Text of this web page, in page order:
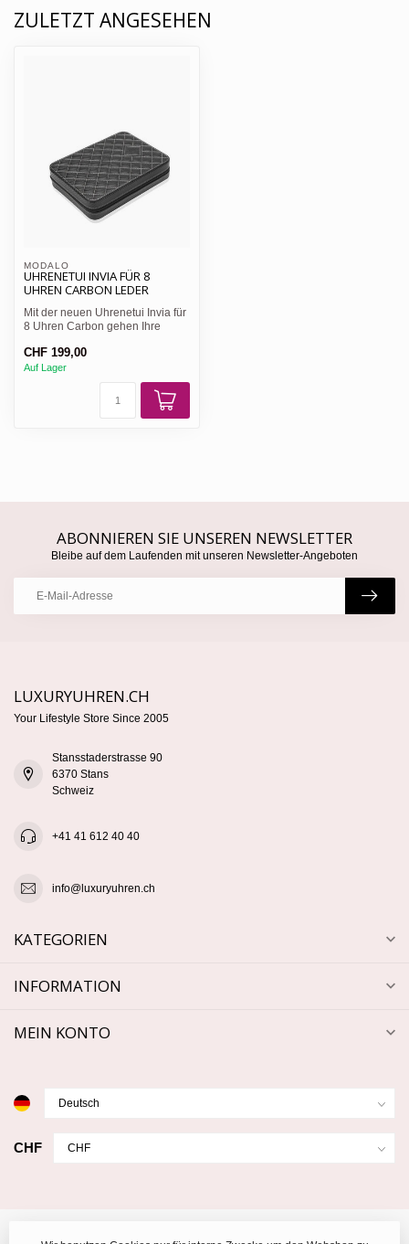
ZULETZT ANGESEHEN
MODALO
UHRENETUI INVIA FÜR 8
UHREN CARBON LEDER
Mit der neuen Uhrenetui Invia für
8 Uhren Carbon gehen Ihre
CHF 199,00
Auf Lager
ABONNIEREN SIE UNSEREN NEWSLETTER
Bleibe auf dem Laufenden mit unseren Newsletter-Angeboten
LUXURYUHREN.CH
Your Lifestyle Store Since 2005
Stansstaderstrasse 90
6370 Stans
Schweiz
+41 41 612 40 40
info@luxuryuhren.ch
KATEGORIEN
INFORMATION
MEIN KONTO
CHF